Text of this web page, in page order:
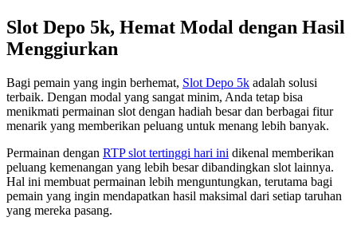
Slot Depo 5k, Hemat Modal dengan Hasil
Menggiurkan
Bagi pemain yang ingin berhemat, Slot Depo 5k adalah solusi
terbaik. Dengan modal yang sangat minim, Anda tetap bisa
menikmati permainan slot dengan hadiah besar dan berbagai fitur
menarik yang memberikan peluang untuk menang lebih banyak.
Permainan dengan RTP slot tertinggi hari ini dikenal memberikan
peluang kemenangan yang lebih besar dibandingkan slot lainnya.
Hal ini membuat permainan lebih menguntungkan, terutama bagi
pemain yang ingin mendapatkan hasil maksimal dari setiap taruhan
yang mereka pasang.